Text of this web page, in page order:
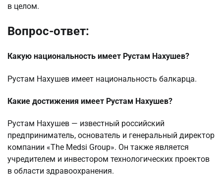
в целом.
Вопрос-ответ:
Какую национальность имеет Рустам Нахушев?
Рустам Нахушев имеет национальность балкарца.
Какие достижения имеет Рустам Нахушев?
Рустам Нахушев — известный российский
предприниматель, основатель и генеральный директор
компании «The Medsi Group». Он также является
учредителем и инвестором технологических проектов
в области здравоохранения.